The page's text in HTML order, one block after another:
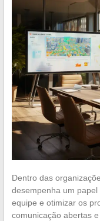
Dentro das
desempenha um
equipe e otimizar os
comunicação abertas